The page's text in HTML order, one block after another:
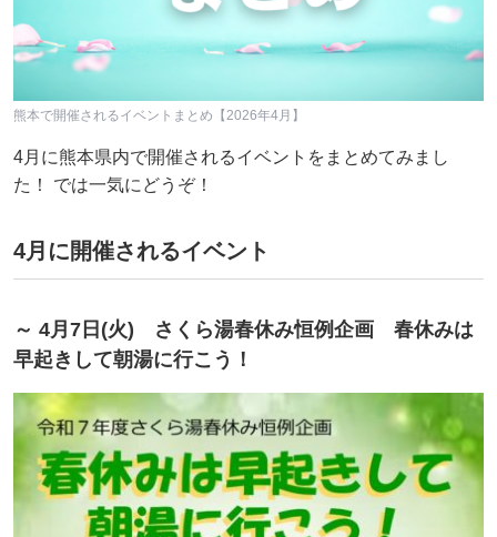
熊本で開催されるイベントまとめ【2026年4月】
4月に熊本県内で開催されるイベントをまとめてみまし
た！ では一気にどうぞ！
4月に開催されるイベント
～ 4月7日(火) さくら湯春休み恒例企画 春休みは
早起きして朝湯に行こう！